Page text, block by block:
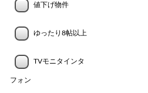
値下げ物件
ゆったり8帖以上
TVモニタインタ
フォン